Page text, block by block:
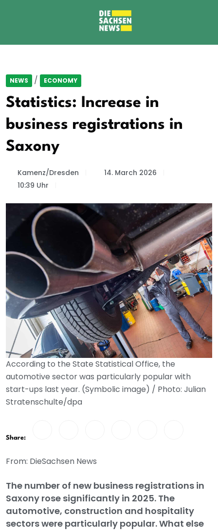
NEWS / ECONOMY
Statistics: Increase in
business registrations in
Saxony
Kamenz/Dresden
14. March 2026
10:39 Uhr
According to the State Statistical Office, the
automotive sector was particularly popular with
start-ups last year. (Symbolic image) / Photo: Julian
Stratenschulte/dpa
Share:
From: DieSachsen News
The number of new business registrations in
Saxony rose significantly in 2025. The
automotive, construction and hospitality
sectors were particularly popular. What else